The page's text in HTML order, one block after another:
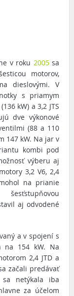
v roku 2005sa
motorov,
dieslovými. V
s priamym
kW) a 3,2 JTS
dve výkonové
(88 a 110
147 kW. Na jar v
kombi pod
výberu aj
3,2 V6, 2,4
na prianie
aj odvodené
a v spojení s
na 154 kW. Na
2,4 JTD a
začali predávať
sa netýkala iba
za účelom